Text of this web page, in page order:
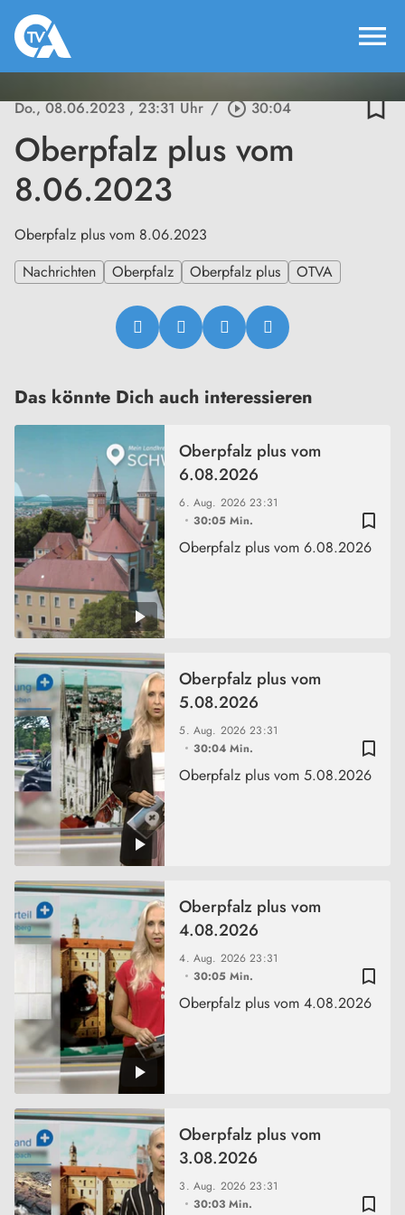
menu
Do., 08.06.2023, 23:31 Uhr / play_circle_outline30:04 bookmark_border
Oberpfalz plus vom
8.06.2023
Oberpfalz plus vom 8.06.2023
Nachrichten
Oberpfalz Oberpfalz plus OTVA
Das könnte Dich auch interessieren
bookmark_border
6. Aug. 202623:31
30:05 Min.
Oberpfalz plus vom
6.08.2026
Oberpfalz plus vom 6.08.2026
bookmark_border
5. Aug. 202623:31
30:04 Min.
Oberpfalz plus vom
5.08.2026
Oberpfalz plus vom 5.08.2026
bookmark_border
4. Aug. 202623:31
30:05 Min.
Oberpfalz plus vom
4.08.2026
Oberpfalz plus vom 4.08.2026
bookmark_border
3. Aug. 202623:31
30:03 Min.
Oberpfalz plus vom
3.08.2026